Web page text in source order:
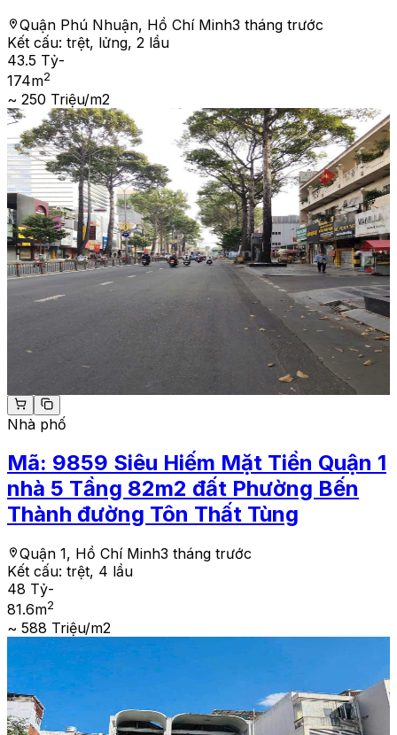
Quận Phú Nhuận, Hồ Chí Minh3 tháng trước
Kết cấu: trệt, lửng, 2 lầu
43.5 Tỷ-
174m2
~ 250 Triệu/m2
Nhà phố
Mã: 9859 Siêu Hiếm Mặt Tiền Quận 1
nhà 5 Tầng 82m2 đất Phường Bến
Thành đường Tôn Thất Tùng
Quận 1, Hồ Chí Minh3 tháng trước
Kết cấu: trệt, 4 lầu
48 Tỷ-
81.6m2
~ 588 Triệu/m2